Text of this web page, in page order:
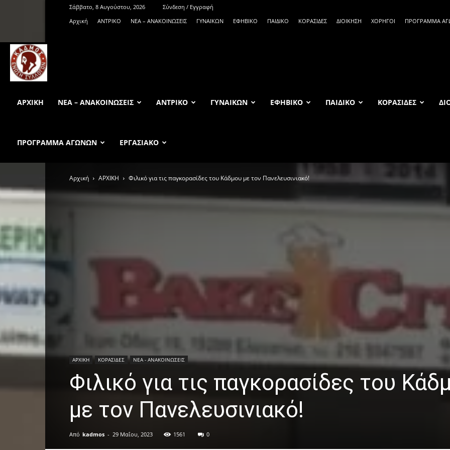
Σάββατο, 8 Αυγούστου, 2026
Σύνδεση / Εγγραφή
Αρχική
ΑΝTΡΙΚΟ ΝΕΑ – ΑΝΑΚΟΙΝΩΣΕΙΣ ΓΥΝΑΙΚΩΝ ΕΦΗΒΙΚΟ ΠΑΙΔΙΚΟ ΚΟΡΑΣΙΔΕΣ ΔΙΟΙΚΗΣΗ ΧΟΡΗΓΟΙ ΠΡΟΓΡΑΜΜΑ
ΑΡΧΙΚΉ ΝΕΑ – ΑΝΑΚΟΙΝΩΣΕΙΣ ΑΝTΡΙΚΟ ΓΥΝΑΙΚΩΝ ΕΦΗΒΙΚΟ ΠΑΙΔΙΚΟ ΚΟΡΑΣΙΔΕΣ
ΠΡΟΓΡΑΜΜΑ ΑΓΩΝΩΝ ΕΡΓΑΣΙΑΚΟ
Αρχική ΑΡΧΙΚΗ Φιλικό για τις παγκορασίδες του Κάδμου με τον Πανελευσινιακό!
ΑΡΧΙΚΗ ΚΟΡΑΣΙΔΕΣ ΝΕΑ - ΑΝΑΚΟΙΝΩΣΕΙΣ
Φιλικό για τις παγκορασίδες του
με τον Πανελευσινιακό!
Από kadmos - 29 Μαΐου, 2023 1561 0